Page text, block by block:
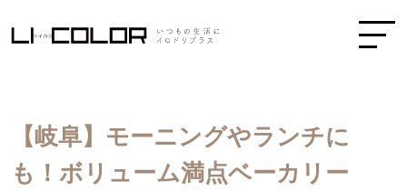
【岐阜】モーニングやランチに
も！ボリューム満点ベーカリー